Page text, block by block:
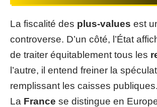
La fiscalité des plus-values est
controverse. D’un côté, l’État
de traiter équitablement tous les
l’autre, il entend freiner la
remplissant les caisses
La France se distingue en